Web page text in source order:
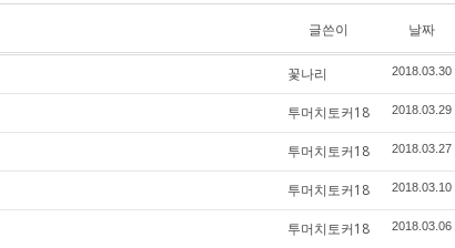
글쓴이 날짜
꽃나리 2018.03.30
투머치토커18 2018.03.29
투머치토커18 2018.03.27
투머치토커18 2018.03.10
투머치토커18 2018.03.06